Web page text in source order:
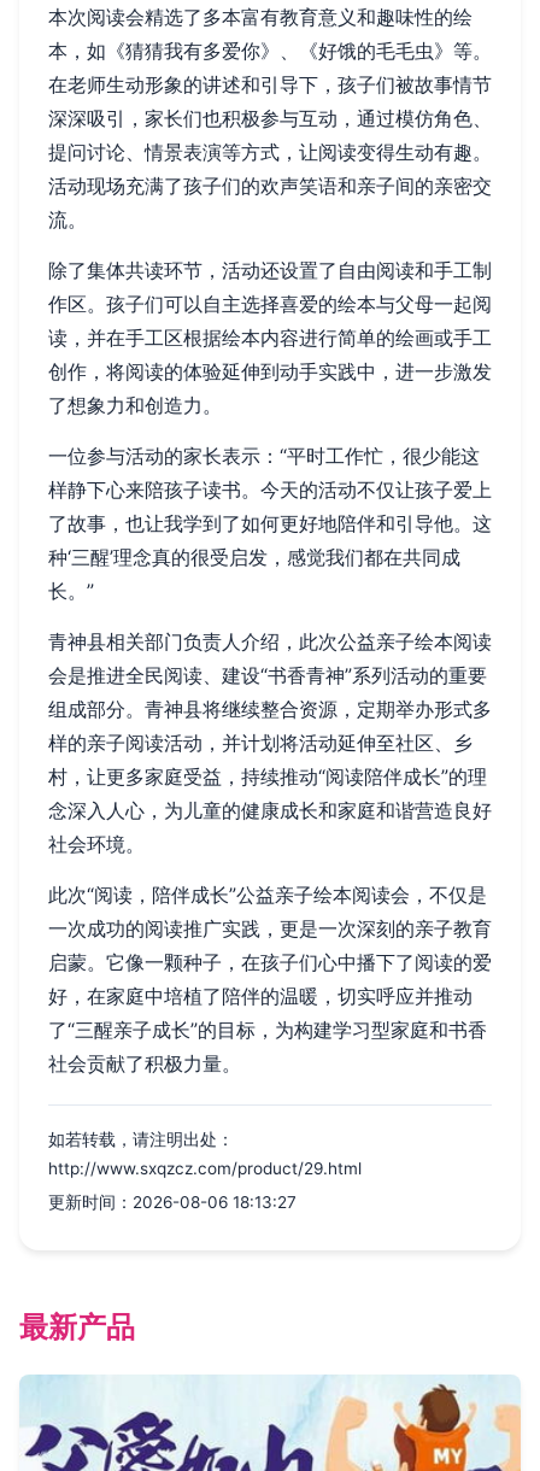
本次阅读会精选了多本富有教育意义和趣味性的绘
本，如《猜猜我有多爱你》、《好饿的毛毛虫》等。
在老师生动形象的讲述和引导下，孩子们被故事情节
深深吸引，家长们也积极参与互动，通过模仿角色、
提问讨论、情景表演等方式，让阅读变得生动有趣。
活动现场充满了孩子们的欢声笑语和亲子间的亲密交
流。
除了集体共读环节，活动还设置了自由阅读和手工制
作区。孩子们可以自主选择喜爱的绘本与父母一起阅
读，并在手工区根据绘本内容进行简单的绘画或手工
创作，将阅读的体验延伸到动手实践中，进一步激发
了想象力和创造力。
一位参与活动的家长表示：“平时工作忙，很少能这
样静下心来陪孩子读书。今天的活动不仅让孩子爱上
了故事，也让我学到了如何更好地陪伴和引导他。这
种‘三醒’理念真的很受启发，感觉我们都在共同成
长。”
青神县相关部门负责人介绍，此次公益亲子绘本阅读
会是推进全民阅读、建设“书香青神”系列活动的重要
组成部分。青神县将继续整合资源，定期举办形式多
样的亲子阅读活动，并计划将活动延伸至社区、乡
村，让更多家庭受益，持续推动“阅读陪伴成长”的理
念深入人心，为儿童的健康成长和家庭和谐营造良好
社会环境。
此次“阅读，陪伴成长”公益亲子绘本阅读会，不仅是
一次成功的阅读推广实践，更是一次深刻的亲子教育
启蒙。它像一颗种子，在孩子们心中播下了阅读的爱
好，在家庭中培植了陪伴的温暖，切实呼应并推动
了“三醒亲子成长”的目标，为构建学习型家庭和书香
社会贡献了积极力量。
如若转载，请注明出处：
http://www.sxqzcz.com/product/29.html
更新时间：2026-08-06 18:13:27
最新产品